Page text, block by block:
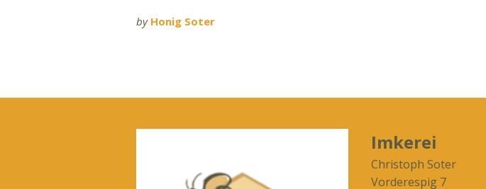
by Honig Soter
Imkerei
Christoph Soter
Vorderespig 7